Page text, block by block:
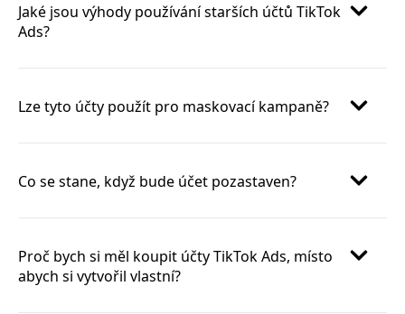
Jaké jsou výhody používání starších účtů TikTok
Ads?
Lze tyto účty použít pro maskovací kampaně?
Co se stane, když bude účet pozastaven?
Proč bych si měl koupit účty TikTok Ads, místo
abych si vytvořil vlastní?